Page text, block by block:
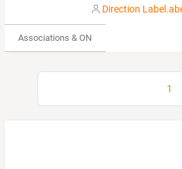
Direction
Associations & ONG
1